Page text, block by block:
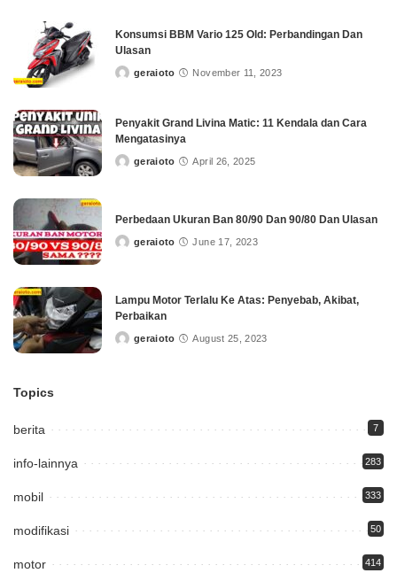
Konsumsi BBM Vario 125 Old: Perbandingan Dan
Ulasan
Postedgeraioto November 11, 2023
Penyakit Grand Livina Matic: 11 Kendala dan Cara
Mengatasinya
Postedgeraioto April 26, 2025
Perbedaan Ukuran Ban 80/90 Dan 90/80 Dan Ulasan
Postedgeraioto June 17, 2023
Lampu Motor Terlalu Ke Atas: Penyebab, Akibat,
Perbaikan
Postedgeraioto August 25, 2023
Topics
berita 7
info-lainnya 283
mobil 333
modifikasi 50
motor 414